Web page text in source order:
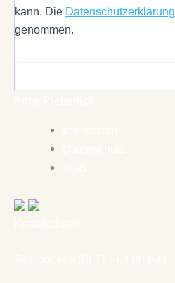
kann. Die Datenschutzerklärung
genommen.